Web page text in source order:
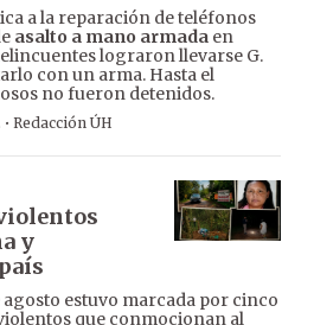
a la reparación de teléfonos
asalto a mano armada en
lograron llevarse G.
con un arma. Hasta el
no fueron detenidos.
· Redacción ÚH
y
estuvo marcada por cinco
que conmocionan al